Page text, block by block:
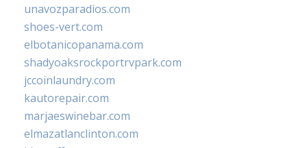
unavozparadios.com
shoes-vert.com
elbotanicopanama.com
shadyoaksrockportrvpark.com
jccoinlaundry.com
kautorepair.com
marjaeswinebar.com
elmazatlanclinton.com